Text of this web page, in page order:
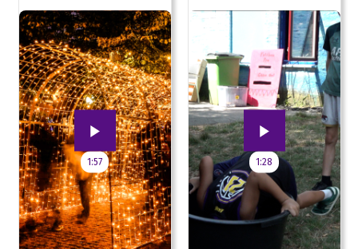
uitblazen: 100 jarig
jubileum!
1:57 1:28